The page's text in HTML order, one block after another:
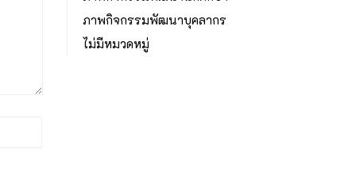
ภาพกิจกรรมพัฒนาบุคลากร
ไม่มีหมวดหมู่